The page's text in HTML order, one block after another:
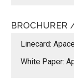
BROCHURER
Linecard:
White Paper: